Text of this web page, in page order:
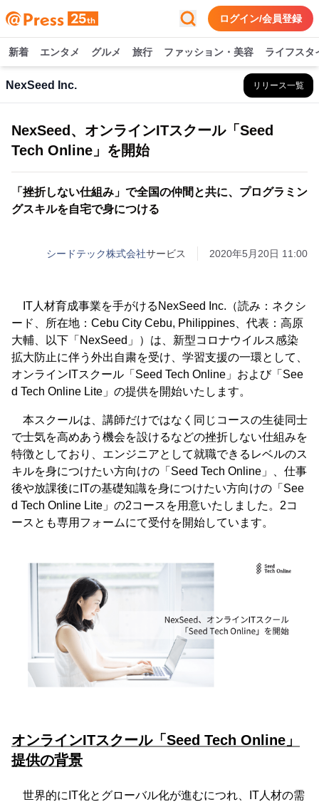
ログイン/会員登録
新着 エンタメ グルメ 旅行 ファッション・美容 ライフスタ
NexSeed Inc. リリース一覧
NexSeed、オンラインITスクール「Seed
Tech Online」を開始
「挫折しない仕組み」で全国の仲間と共に、プログラミン
グスキルを自宅で身につける
シードテック株式会社サービス 2020年5月20日 11:00
IT人材育成事業を手がけるNexSeed Inc.（読み：ネクシ
ード、所在地：Cebu City Cebu, Philippines、代表：高原
大輔、以下「NexSeed」）は、新型コロナウイルス感染
拡大防止に伴う外出自粛を受け、学習支援の一環として、
オンラインITスクール「Seed Tech Online」および「See
d Tech Online Lite」の提供を開始いたします。
本スクールは、講師だけではなく同じコースの生徒同士
で士気を高めあう機会を設けるなどの挫折しない仕組みを
特徴としており、エンジニアとして就職できるレベルのス
キルを身につけたい方向けの「Seed Tech Online」、仕事
後や放課後にITの基礎知識を身につけたい方向けの「See
d Tech Online Lite」の2コースを用意いたしました。2コ
ースとも専用フォームにて受付を開始しています。
オンラインITスクール「Seed Tech Online」
提供の背景
世界的にIT化とグローバル化が進むにつれ、IT人材の需